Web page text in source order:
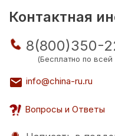
Контактная
8(800)350-
(Бесплатно по
info@china-ru.ru
Вопросы и Ответы